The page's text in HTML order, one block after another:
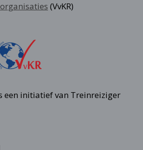
(VvKR)
een initiatief van Treinreiziger